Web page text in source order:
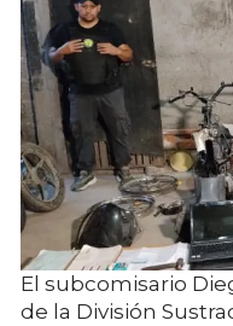
El subcomisario
de la División